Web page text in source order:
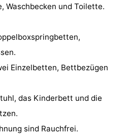
Waschbecken und Toilette.
Einzelbetten, Bettbezügen
das Kinderbett und die
sind Rauchfrei.